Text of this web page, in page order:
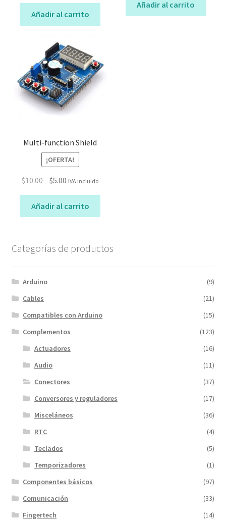
Añadir al carrito
Añadir al carrito
Multi-function Shield
¡OFERTA!
$10.00 El
original
era:
$5.00 El
actual
es:
IVA incluido
Añadir al carrito
Categorías de productos
Arduino
(9)
Cables
(21)
Compatibles con Arduino
(15)
Complementos
(123)
Actuadores
(16)
Audio
(11)
Conectores
(37)
Conversores y reguladores
(17)
Misceláneos
(36)
RTC
(4)
Teclados
(5)
Temporizadores
(1)
Componentes básicos
(97)
Comunicación
(33)
Fingertech
(14)